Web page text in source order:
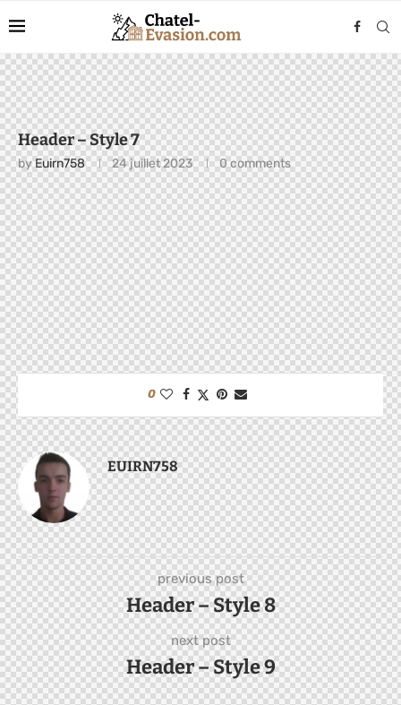
Header – Style 7
byEuirn758 24 juillet 2023 0 comments
0
EUIRN758
previous post
Header – Style 8
next post
Header – Style 9